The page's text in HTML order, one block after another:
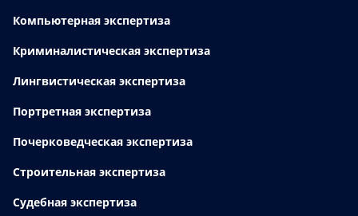
Компьютерная экспертиза
Криминалистическая экспертиза
Лингвистическая экспертиза
Портретная экспертиза
Почерковедческая экспертиза
Строительная экспертиза
Судебная экспертиза